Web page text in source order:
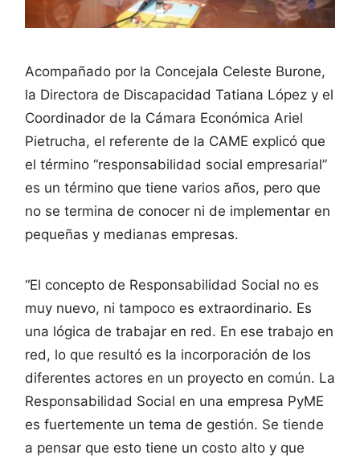
Acompañado por la Concejala Celeste Burone,
la Directora de Discapacidad Tatiana López y el
Coordinador de la Cámara Económica Ariel
Pietrucha, el referente de la CAME explicó que
el término “responsabilidad social empresarial”
es un término que tiene varios años, pero que
no se termina de conocer ni de implementar en
pequeñas y medianas empresas.
“El concepto de Responsabilidad Social no es
muy nuevo, ni tampoco es extraordinario. Es
una lógica de trabajar en red. En ese trabajo en
red, lo que resultó es la incorporación de los
diferentes actores en un proyecto en común. La
Responsabilidad Social en una empresa PyME
es fuertemente un tema de gestión. Se tiende
a pensar que esto tiene un costo alto y que